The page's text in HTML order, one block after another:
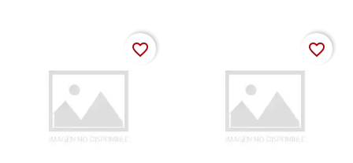
favorite_border favorite_border